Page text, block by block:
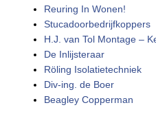
Reuring In Wonen!
Stucadoorbedrijfkoppers
H.J. van Tol Montage –
De Inlijsteraar
Röling Isolatietechniek
Div-ing. de Boer
Beagley Copperman